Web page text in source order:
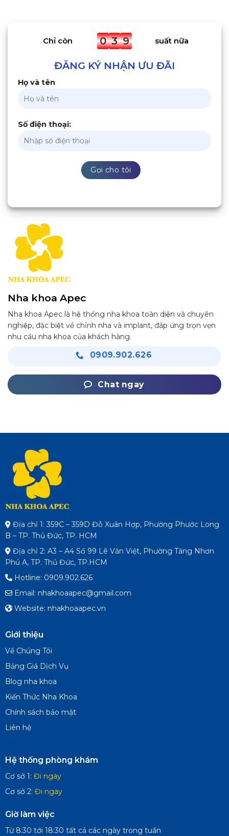
Chỉ còn 0 3 9 suất nữa
ĐĂNG KÝ NHẬN ƯU ĐÃI
Họ và tên
Số điện thoại:
Nha khoa Apec
Nha khoa Apec là hệ thống nha khoa toàn diện và chuyên
nghiệp, đặc biệt về chỉnh nha và implant, đáp ứng trọn vẹn
nhu cầu nha khoa của khách hàng.
0909.902.626
Chat ngay
Địa chỉ 1: 359C – 359D Đỗ Xuân Hợp, Phường Phước Long
B – TP. Thủ Đức, TP. HCM
Địa chỉ 2: A3 – A4 Số 99 Lê Văn Việt, Phường Tăng Nhơn
Phú A, TP. Thủ Đức, TP.HCM
Hotline: 0909.902.626
Email: nhakhoaapec@gmail.com
Website: nhakhoaapec.vn
Giới thiệu
Về Chúng Tôi
Bảng Giá Dịch Vụ
Blog nha khoa
Kiến Thức Nha Khoa
Chính sách bảo mật
Liên hệ
Hệ thống phòng khám
Cơ sở 1: Đi ngay
Cơ sở 2: Đi ngay
Giờ làm việc
Từ 8:30 tới 18:30 tất cả các ngày trong tuần